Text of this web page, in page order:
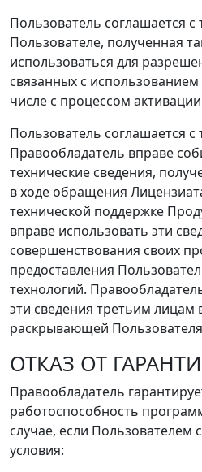
Пользователь соглашается
Пользователе, полученная
использоваться для
связанных с
числе с процессом
Пользователь соглашается с
Правообладатель вправе
технические сведения,
в ходе обращения
технической поддержке
вправе использовать эти
совершенствования своих
предоставления
технологий.
эти сведения третьим лицам
раскрывающей
ОТКАЗ ОТ
Правообладатель
работоспособность
случае, если
условия: